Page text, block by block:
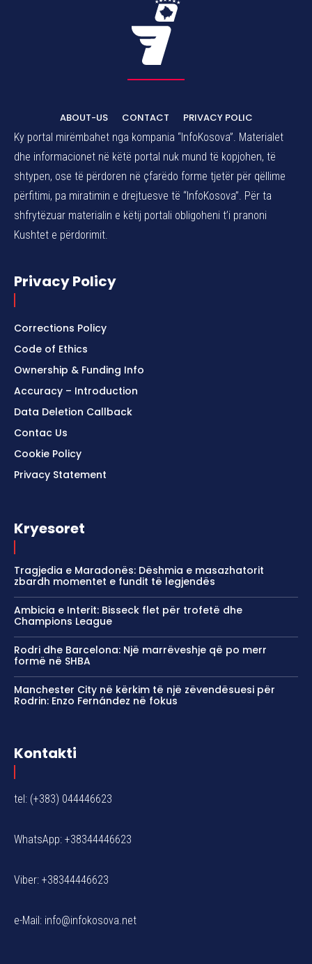
ABOUT-US CONTACT
PRIVACY POLIC
Ky portal mirëmbahet nga kompania “InfoKosova”. Materialet
dhe informacionet në këtë portal nuk mund të kopjohen, të
shtypen, ose të përdoren në çfarëdo forme tjetër për qëllime
përfitimi, pa miratimin e drejtuesve të “InfoKosova”. Për ta
shfrytëzuar materialin e këtij portali obligoheni t’i pranoni
Kushtet e përdorimit.
Privacy Policy
Corrections Policy
Code of Ethics
Ownership & Funding Info
Accuracy – Introduction
Data Deletion Callback
Contac Us
Cookie Policy
Privacy Statement
Kryesoret
Tragjedia e Maradonës: Dëshmia e masazhatorit
zbardh momentet e fundit të legjendës
Ambicia e Interit: Bisseck flet për trofetë dhe
Champions League
Rodri dhe Barcelona: Një marrëveshje që po merr
formë në SHBA
Manchester City në kërkim të një zëvendësuesi për
Rodrin: Enzo Fernández në fokus
Kontakti
tel: (+383) 044446623
WhatsApp: +38344446623
Viber: +38344446623
e-Mail: info@infokosova.net